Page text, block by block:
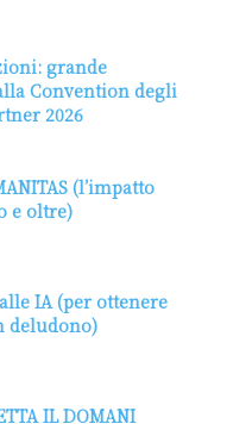
grande
Convention degli
2026
(l’impatto
e oltre)
IA (per ottenere
deludono)
IL DOMANI